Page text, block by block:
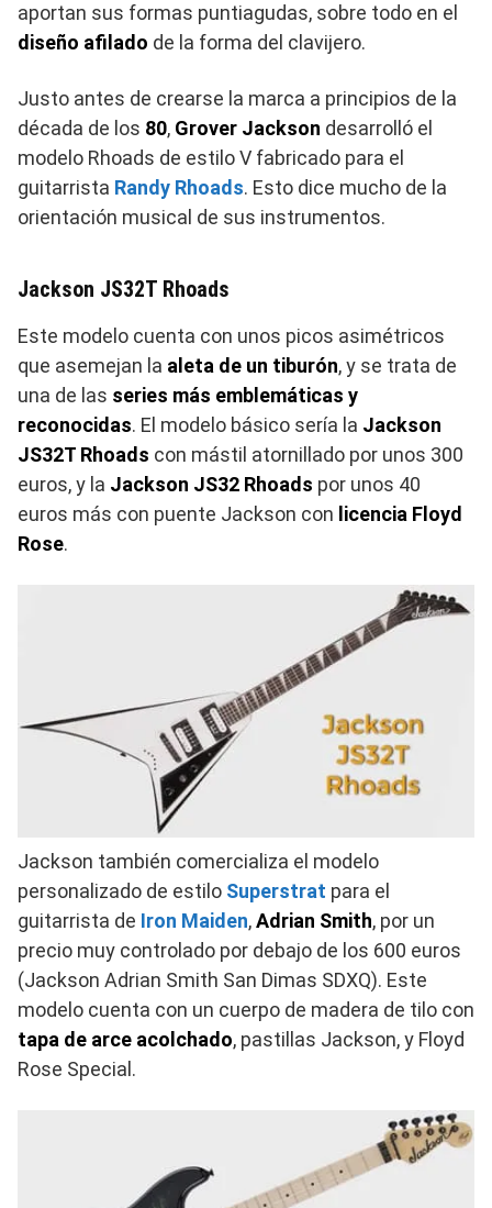
aportan sus formas puntiagudas, sobre todo en el
diseño afilado de la forma del clavijero.
Justo antes de crearse la marca a principios de la
década de los 80, Grover Jackson desarrolló el
modelo Rhoads de estilo V fabricado para el
guitarrista Randy Rhoads. Esto dice mucho de la
orientación musical de sus instrumentos.
Jackson JS32T Rhoads
Este modelo cuenta con unos picos asimétricos
que asemejan la aleta de un tiburón, y se trata de
una de las series más emblemáticas y
reconocidas. El modelo básico sería la Jackson
JS32T Rhoads con mástil atornillado por unos 300
euros, y la Jackson JS32 Rhoads por unos 40
euros más con puente Jackson con licencia Floyd
Rose.
Jackson también comercializa el modelo
personalizado de estilo Superstrat para el
guitarrista de Iron Maiden,Adrian Smith, por un
precio muy controlado por debajo de los 600 euros
(Jackson Adrian Smith San Dimas SDXQ). Este
modelo cuenta con un cuerpo de madera de tilo con
tapa de arce acolchado, pastillas Jackson, y Floyd
Rose Special.